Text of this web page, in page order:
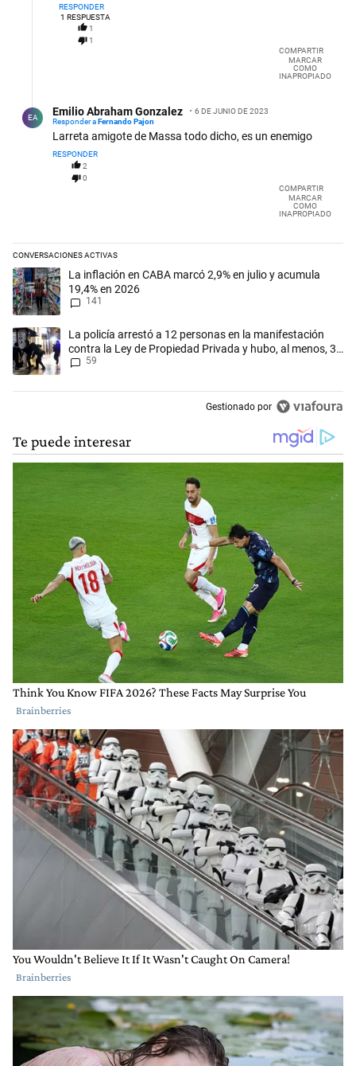
RESPONDER
1 RESPUESTA
1
1
COMPARTIR
MARCAR
COMO
INAPROPIADO
EA Emilio Abraham Gonzalez
6 DE JUNIO DE 2023
Responder aFernando Pajon
Larreta amigote de Massa todo dicho, es un enemigo
RESPONDER
2
0
COMPARTIR
MARCAR
COMO
INAPROPIADO
CONVERSACIONES ACTIVAS
Este listado muestra los artículos con más comentarios en los
Un artículo de tendencia con el título "La inflación en CABA marcó
La inflación en CABA marcó 2,9% en julio y acumula
19,4% en 2026
141
Un artículo de tendencia con el título "La policía arrestó a 12
La policía arrestó a 12 personas en la manifestación
contra la Ley de Propiedad Privada y hubo, al menos, 3
agentes heridos
59
Gestionado por